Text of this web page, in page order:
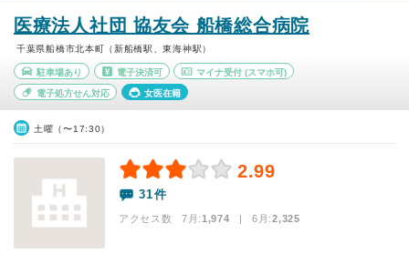
医療法人社団 協友会 船橋総合病院
千葉県船橋市北本町（新船橋駅、東海神駅）
駐車場あり 電子決済可 マイナ受付 (スマホ可)
電子処方せん対応 女医在籍
土曜（〜17:30）
2.99
31件
アクセス数 7月:1,974 | 6月:2,325